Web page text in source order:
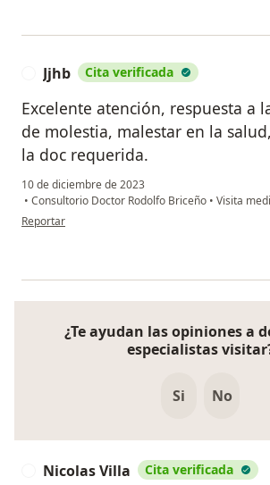
Jjhb Cita verificada
Excelente atención, respuesta a
de molestia, malestar en la
la doc requerida.
10 de diciembre de 2023
• Consultorio Doctor Rodolfo Briceño • Visita
en opinión del usuario Jjhb
Reportar
¿Te ayudan las opiniones a
especialistas
Si No
Nicolas Villa Cita verificada